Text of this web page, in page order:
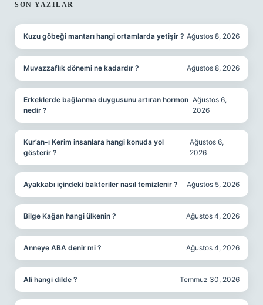
SIDEBAR
SON YAZILAR
Kuzu göbeği mantarı hangi ortamlarda yetişir ? Ağustos 8, 2026
Muvazzaflık dönemi ne kadardır ? Ağustos 8, 2026
Erkeklerde bağlanma duygusunu artıran hormon
nedir ?
Ağustos 6,
2026
Kur’an-ı Kerim insanlara hangi konuda yol
gösterir ?
Ağustos 6,
2026
Ayakkabı içindeki bakteriler nasıl temizlenir ? Ağustos 5, 2026
Bilge Kağan hangi ülkenin ? Ağustos 4, 2026
Anneye ABA denir mi ? Ağustos 4, 2026
Ali hangi dilde ? Temmuz 30, 2026